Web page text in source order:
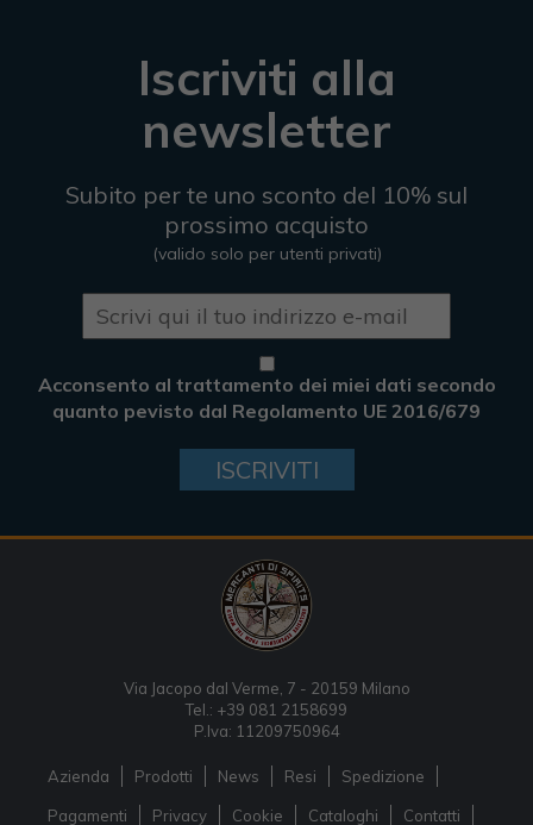
Iscriviti alla
newsletter
Subito per te uno sconto del 10% sul
prossimo acquisto
(valido solo per utenti privati)
Acconsento al trattamento dei miei dati secondo
quanto pevisto dal Regolamento UE 2016/679
ISCRIVITI
Via Jacopo dal Verme, 7 - 20159 Milano
Tel.: +39 081 2158699
P.Iva: 11209750964
Azienda Prodotti News Resi Spedizione
Pagamenti Privacy Cookie Cataloghi Contatti